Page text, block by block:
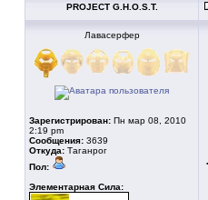
PROJECT G.H.O.S.T.
Лавасерфер
Зарегистрирован: Пн мар 08, 2010
2:19 pm
Сообщения: 3639
Откуда: Таганрог
Пол:
Элементарная Сила: